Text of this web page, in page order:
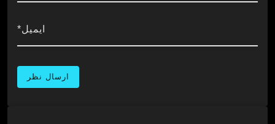
ایمیل*